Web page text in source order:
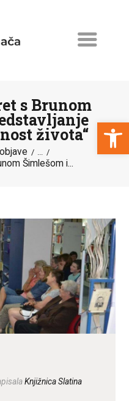
Open toolbar
s Brunom
života“
...
Šimlešom i...
Knjižnica Slatina